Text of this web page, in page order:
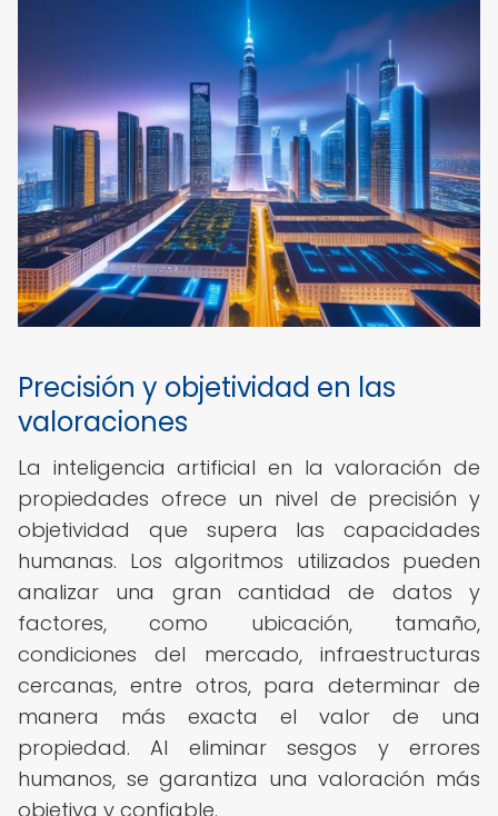
Precisión y objetividad en las
valoraciones
La inteligencia artificial en la valoración de
propiedades ofrece un nivel de precisión y
objetividad que supera las capacidades
humanas. Los algoritmos utilizados pueden
analizar una gran cantidad de datos y
factores, como ubicación, tamaño,
condiciones del mercado, infraestructuras
cercanas, entre otros, para determinar de
manera más exacta el valor de una
propiedad. Al eliminar sesgos y errores
humanos, se garantiza una valoración más
objetiva y confiable.